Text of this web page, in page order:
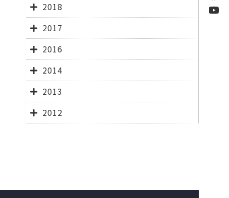
2018
2017
2016
2014
2013
2012